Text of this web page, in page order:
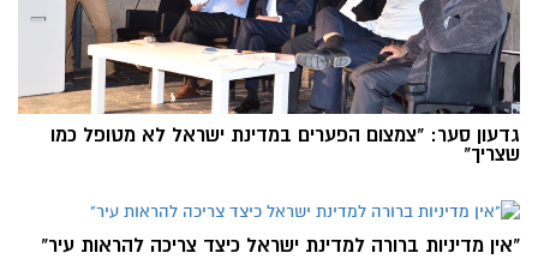
גדעון סער: "צמצום הפערים במדינת ישראל לא מטופל כמו
שצריך"
"אין מדיניות ברורה למדינת ישראל כיצד צריכה להראות עיר"